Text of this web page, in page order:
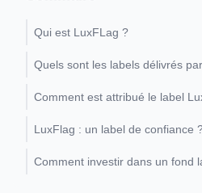
Qui est LuxFLag ?
Quels sont les labels délivrés
Comment est attribué le label
LuxFlag : un label de confiance
Comment investir dans un fond